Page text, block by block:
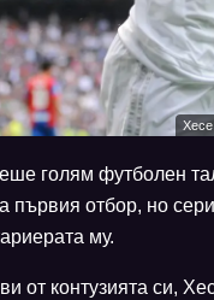
голям футболен
първия отбор, но
му.
от контузията си,